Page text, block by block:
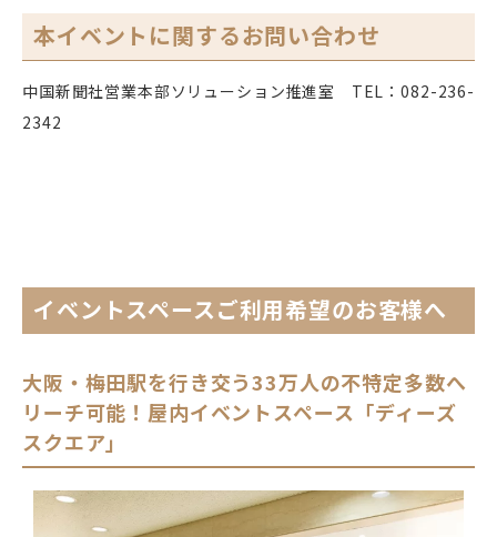
本イベントに関するお問い合わせ
中国新聞社営業本部ソリューション推進室 TEL：082-236-
2342
イベントスペースご利用希望のお客様へ
大阪・梅田駅を行き交う33万人の不特定多数へ
リーチ可能！屋内イベントスペース「ディーズ
スクエア」